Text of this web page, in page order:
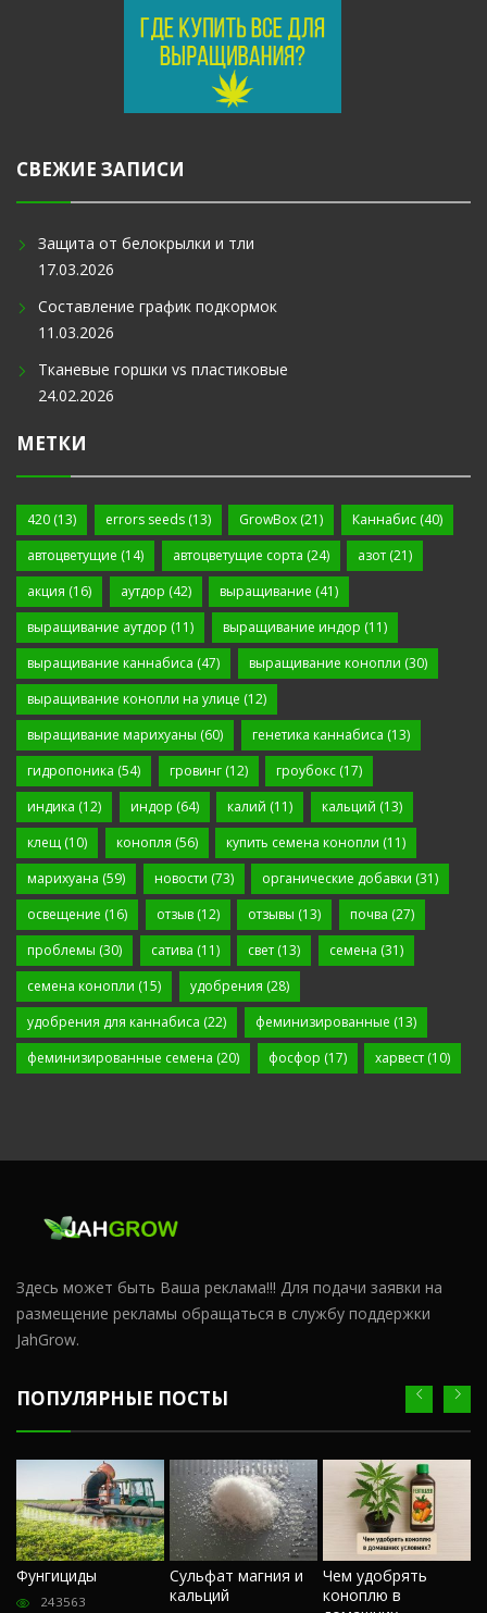
СВЕЖИЕ ЗАПИСИ
Защита от белокрылки и тли
17.03.2026
Составление график подкормок
11.03.2026
Тканевые горшки vs пластиковые
24.02.2026
МЕТКИ
420 (13) errors seeds(13) GrowBox (21) Каннабис(40)
автоцветущие (14) автоцветущие сорта (24) азот (21)
акция (16) аутдор (42) выращивание (41)
выращивание аутдор (11) выращивание индор (11)
выращивание каннабиса (47) выращивание конопли (30)
выращивание конопли на улице (12)
выращивание марихуаны (60) генетика каннабиса (13)
гидропоника (54) гровинг(12) гроубокс (17)
индика (12) индор (64) калий (11) кальций (13)
клещ (10) конопля (56) купить семена конопли (11)
марихуана (59) новости (73) органические добавки (31)
освещение (16) отзыв(12) отзывы (13) почва (27)
проблемы (30) сатива (11) свет (13) семена (31)
семена конопли (15) удобрения (28)
удобрения для каннабиса (22) феминизированные (13)
феминизированные семена (20) фосфор (17) харвест (10)
Здесь может быть Ваша реклама!!! Для подачи заявки на
размещение рекламы обращаться в службу поддержки
JahGrow.
ПОПУЛЯРНЫЕ ПОСТЫ
Фунгициды
243563
Сульфат магния и
кальций
Чем удобрять
коноплю в